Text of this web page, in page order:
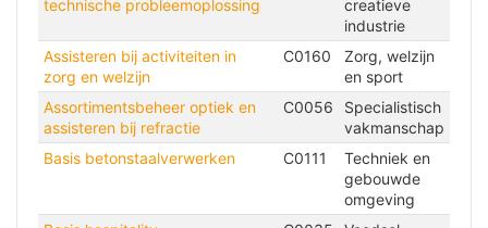
technische probleemoplossing
creatieve
industrie
Assisteren bij activiteiten in
zorg en welzijn
C0160
Zorg, welzijn
en sport
Assortimentsbeheer optiek en
assisteren bij refractie
C0056
Specialistisch
vakmanschap
Basis betonstaalverwerken
C0111
Techniek en
gebouwde
omgeving